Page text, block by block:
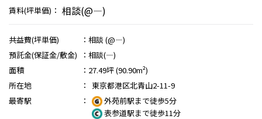
賃料(坪単価)： 相談(@―)
共益費(坪単価) ： 相談 (@―)
預託金(保証金/敷金)
： 相談(―)
面積
： 27.49坪 (90.90m²)
所在地
：
東京都港区北青山2-11-9
最寄駅
：
外苑前駅まで徒歩5分
表参道駅まで徒歩11分